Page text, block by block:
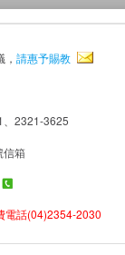
請惠予賜教
、2321-3625
箱
電話(04)2354-2030